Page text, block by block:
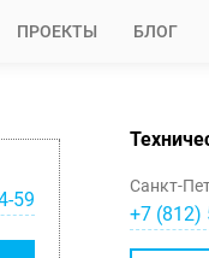
ПРОЕКТЫ БЛОГ
59
Санкт-
+7 (812)